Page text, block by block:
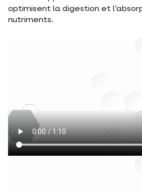
optimisent la digestion et
nutriments.